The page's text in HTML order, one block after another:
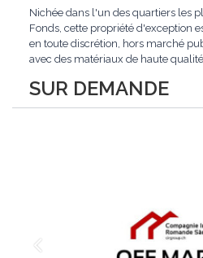
SUR DEMANDE
Nichée dans l'un des quartiers les
Fonds, cette propriété d'exception
en toute discrétion, hors marché
avec des matériaux de haute
remarquable.L'espace de vie
un véritable...